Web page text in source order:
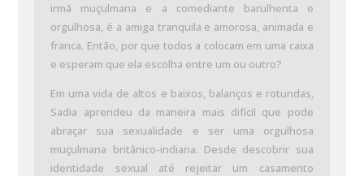
irmã muçulmana e a comediante barulhenta e
orgulhosa, é a amiga tranquila e amorosa, animada e
franca. Então, por que todos a colocam em uma caixa
e esperam que ela escolha entre um ou outro?
Em uma vida de altos e baixos, balanços e rotundas,
Sadia aprendeu da maneira mais difícil que pode
abraçar sua sexualidade e ser uma orgulhosa
muçulmana britânico-indiana. Desde descobrir sua
identidade sexual até rejeitar um casamento